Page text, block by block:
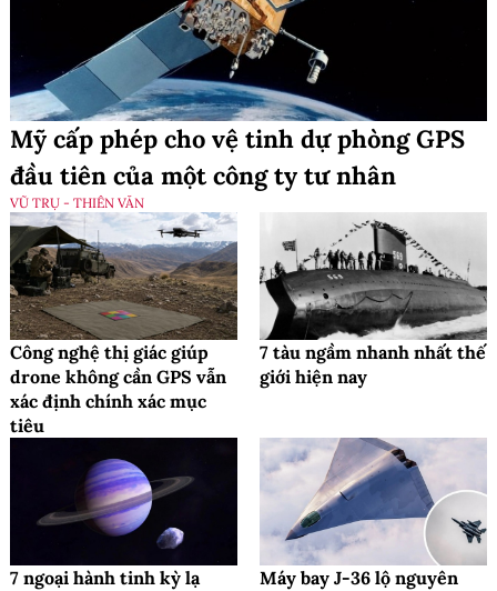
Mỹ cấp phép cho vệ tinh dự phòng GPS
đầu tiên của một công ty tư nhân
VŨ TRỤ - THIÊN VĂN
Công nghệ thị giác giúp
drone không cần GPS vẫn
xác định chính xác mục
tiêu
7 tàu ngầm nhanh nhất thế
giới hiện nay
7 ngoại hành tinh kỳ lạ
Máy bay J-36 lộ nguyên